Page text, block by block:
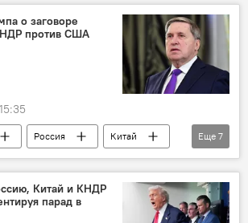
о заговоре
против США
Россия
Китай
парад
Владимир Путин
Ким Чен Ын
Еще 7
Китай и КНДР
парад в